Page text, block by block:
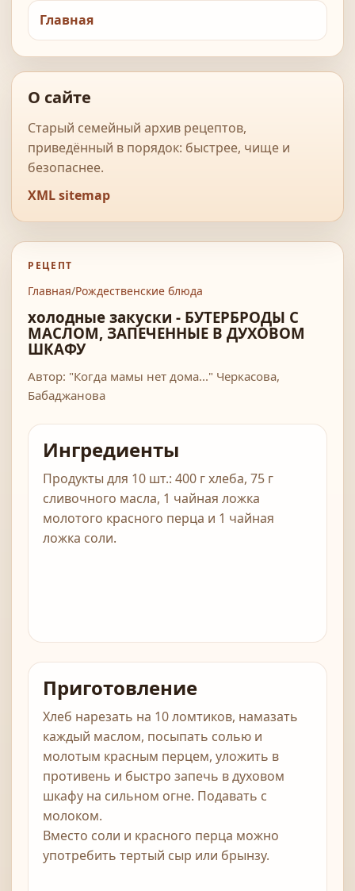
Главная
О сайте
Старый семейный архив рецептов,
приведённый в порядок: быстрее, чище и
безопаснее.
XML sitemap
РЕЦЕПТ
Главная/Рождественские блюда
холодные закуски - БУТЕРБРОДЫ С
МАСЛОМ, ЗАПЕЧЕННЫЕ В ДУХОВОМ
ШКАФУ
Автор: "Когда мамы нет дома..." Черкасова,
Бабаджанова
Ингредиенты
Продукты для 10 шт.: 400 г хлеба, 75 г
сливочного масла, 1 чайная ложка
молотого красного перца и 1 чайная
ложка соли.
Приготовление
Хлеб нарезать на 10 ломтиков, намазать
каждый маслом, посыпать солью и
молотым красным перцем, уложить в
противень и быстро запечь в духовом
шкафу на сильном огне. Подавать с
молоком.
Вместо соли и красного перца можно
употребить тертый сыр или брынзу.